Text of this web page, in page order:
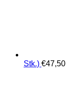
Stk.) €47,50